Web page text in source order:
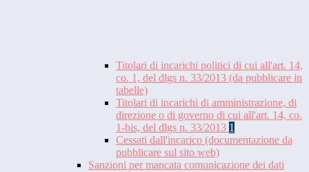
Titolari di incarichi politici di cui all'art. 14,
co. 1, del dlgs n. 33/2013 (da pubblicare in
tabelle)
Titolari di incarichi di amministrazione, di
direzione o di governo di cui all'art. 14, co.
1-bis, del dlgs n. 33/2013 1
Cessati dall'incarico (documentazione da
pubblicare sul sito web)
Sanzioni per mancata comunicazione dei dati